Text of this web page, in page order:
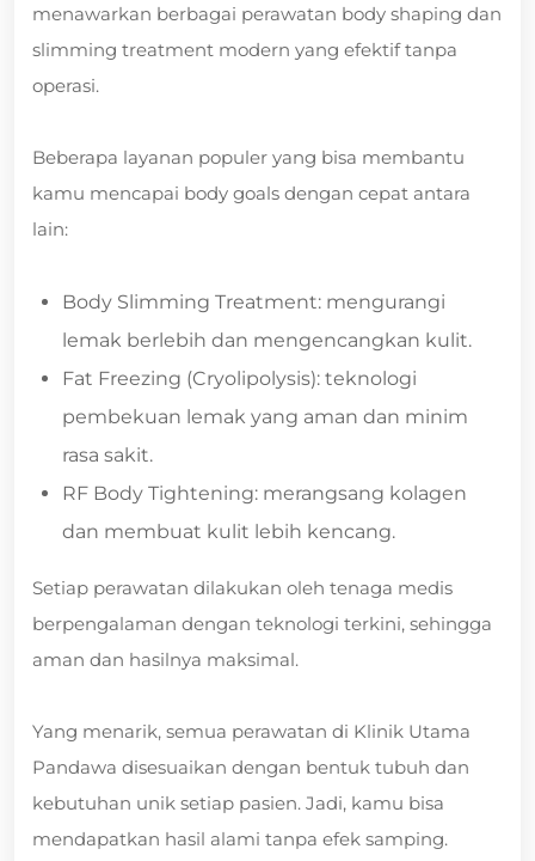
menawarkan berbagai perawatan body shaping dan
slimming treatment modern yang efektif tanpa
operasi.
Beberapa layanan populer yang bisa membantu
kamu mencapai body goals dengan cepat antara
lain:
Body Slimming Treatment: mengurangi
lemak berlebih dan mengencangkan kulit.
Fat Freezing (Cryolipolysis): teknologi
pembekuan lemak yang aman dan minim
rasa sakit.
RF Body Tightening: merangsang kolagen
dan membuat kulit lebih kencang.
Setiap perawatan dilakukan oleh tenaga medis
berpengalaman dengan teknologi terkini, sehingga
aman dan hasilnya maksimal.
Yang menarik, semua perawatan di Klinik Utama
Pandawa disesuaikan dengan bentuk tubuh dan
kebutuhan unik setiap pasien. Jadi, kamu bisa
mendapatkan hasil alami tanpa efek samping.